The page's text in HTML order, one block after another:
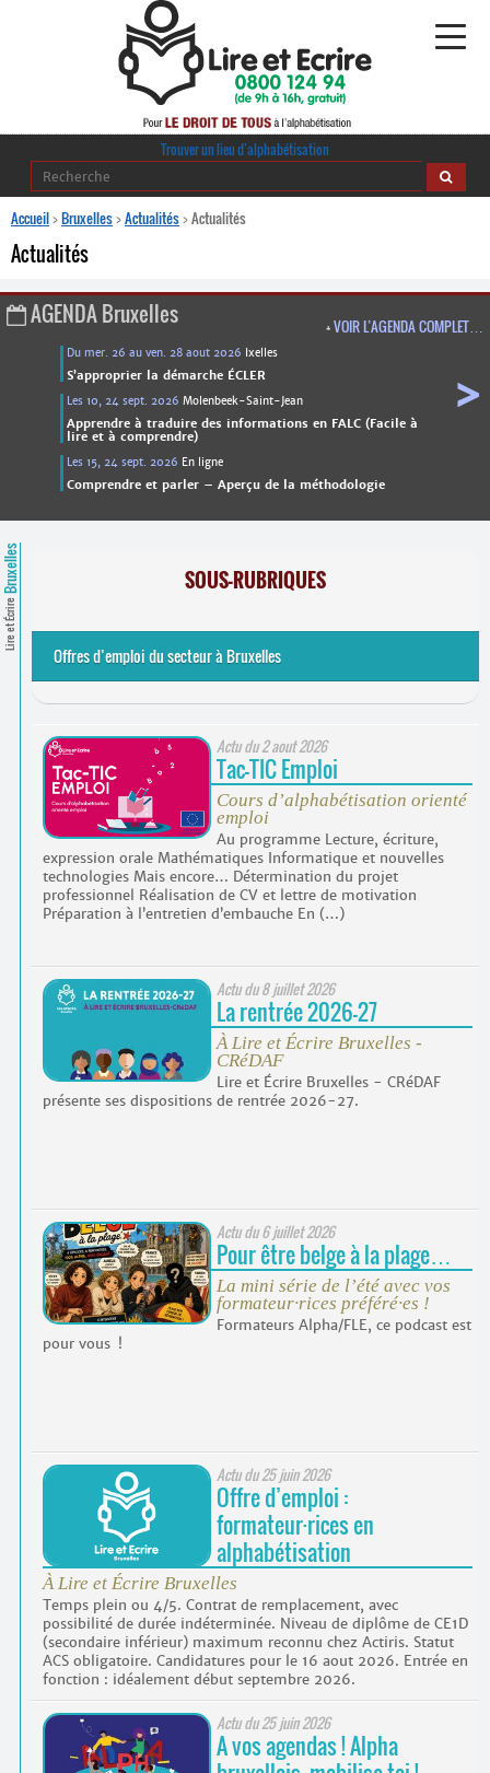
Alphabétisation
·
journaldelalpha.be
Espace presse
Contacts
Trouver un lieu d’alphabétisation
Accueil>Bruxelles>Actualités>Actualités
Actualités
AGENDABruxelles +VOIR L’AGENDA COMPLET…
>
Du mer. 26 au ven. 28 aout 2026 Ixelles
S’approprier la démarche ÉCLER
Les 10, 24 sept. 2026 Molenbeek-Saint-Jean
Apprendre à traduire des informations en FALC (Facile à
lire et à comprendre)
Les 15, 24 sept. 2026 En ligne
Comprendre et parler – Aperçu de la méthodologie
Lire et Écrire
Bruxelles SOUS-RUBRIQUES
Offres d’emploi du secteur à Bruxelles
Actu du2 aout 2026
Tac-TIC Emploi
Cours d’alphabétisation orienté
emploi
Au programme Lecture, écriture,
expression orale Mathématiques Informatique et nouvelles
technologies Mais encore… Détermination du projet
professionnel Réalisation de CV et lettre de motivation
Préparation à l’entretien d’embauche En (…)
Actu du8 juillet 2026
La rentrée 2026-27
À Lire et Écrire Bruxelles -
CRéDAF
Lire et Écrire Bruxelles - CRéDAF
présente ses dispositions de rentrée 2026-27.
Actu du6 juillet 2026
Pour être belge à la plage…
La mini série de l’été avec vos
formateur·rices préféré·es !
Formateurs Alpha/FLE, ce podcast est
pour vous !
Actu du25 juin 2026
Offre d’emploi :
formateur·rices en
alphabétisation
À Lire et Écrire Bruxelles
Temps plein ou 4/5. Contrat de remplacement, avec
possibilité de durée indéterminée. Niveau de diplôme de CE1D
(secondaire inférieur) maximum reconnu chez Actiris. Statut
ACS obligatoire. Candidatures pour le 16 aout 2026. Entrée en
fonction : idéalement début septembre 2026.
Actu du25 juin 2026
A vos agendas ! Alpha